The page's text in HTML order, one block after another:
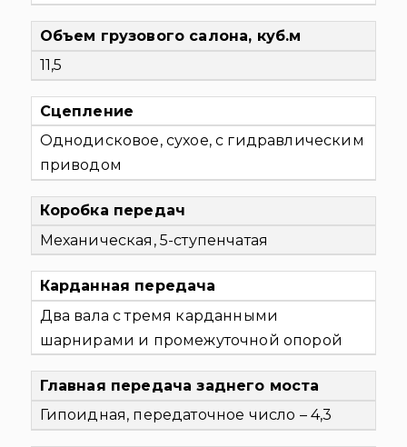
Объем грузового салона, куб.м
11,5
Сцепление
Однодисковое, сухое, с гидравлическим
приводом
Коробка передач
Механическая, 5-ступенчатая
Карданная передача
Два вала с тремя карданными
шарнирами и промежуточной опорой
Главная передача заднего моста
Гипоидная, передаточное число – 4,3